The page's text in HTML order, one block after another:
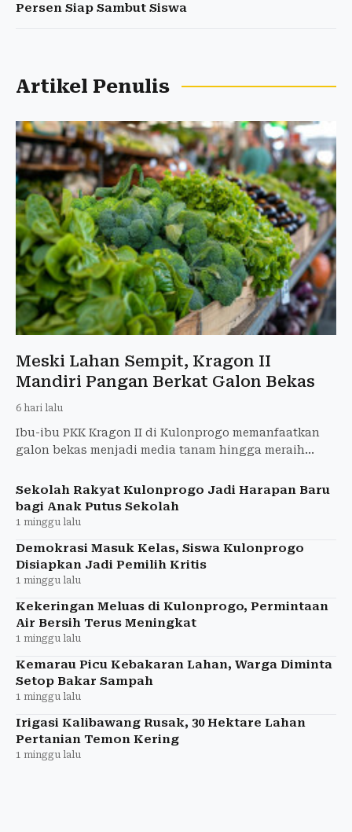
Persen Siap Sambut Siswa
Artikel Penulis
Meski Lahan Sempit, Kragon II
Mandiri Pangan Berkat Galon Bekas
6 hari lalu
Ibu-ibu PKK Kragon II di Kulonprogo memanfaatkan
galon bekas menjadi media tanam hingga meraih
Sekolah Rakyat Kulonprogo Jadi Harapan Baru
bagi Anak Putus Sekolah
1 minggu lalu
Demokrasi Masuk Kelas, Siswa Kulonprogo
Disiapkan Jadi Pemilih Kritis
1 minggu lalu
Kekeringan Meluas di Kulonprogo, Permintaan
Air Bersih Terus Meningkat
1 minggu lalu
Kemarau Picu Kebakaran Lahan, Warga Diminta
Setop Bakar Sampah
1 minggu lalu
Irigasi Kalibawang Rusak, 30 Hektare Lahan
Pertanian Temon Kering
1 minggu lalu